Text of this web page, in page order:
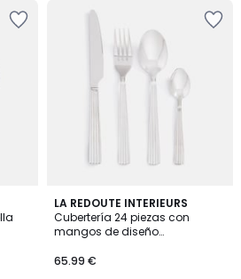
LA REDOUTE INTERIEURS
Cubertería 24 piezas con
mangos de diseño
PATTIE
65.99 €